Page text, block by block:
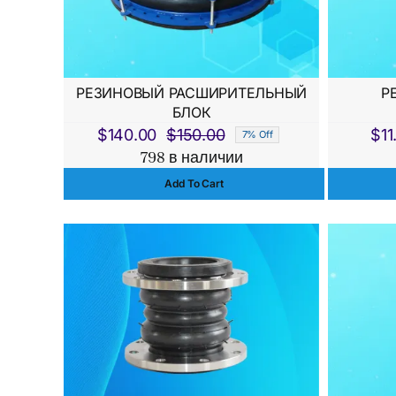
РЕЗИНОВЫЙ РАСШИРИТЕЛЬНЫЙ
БЛОК
$150.00
Первоначальная
цена
составляла
$140.00
Текущая
цена:
$140.00.
7% Off
798 в наличии
Add To Cart
$